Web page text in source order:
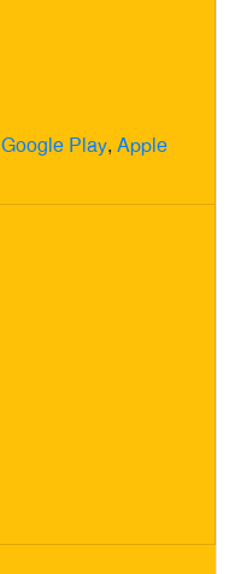
Google Play, Apple